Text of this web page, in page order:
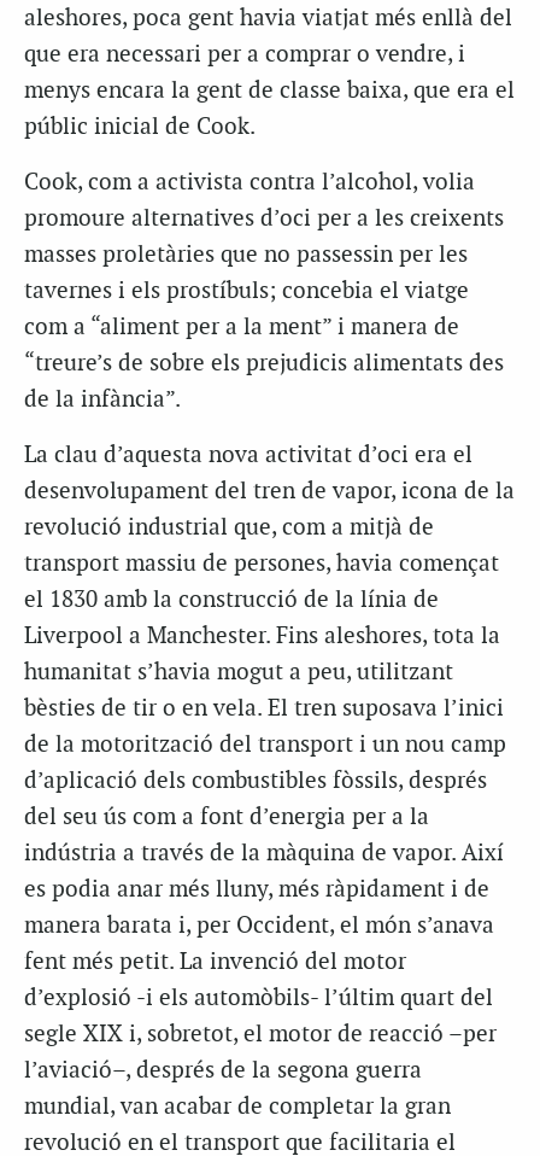
aleshores, poca gent havia viatjat més enllà del
que era necessari per a comprar o vendre, i
menys encara la gent de classe baixa, que era el
públic inicial de Cook.
Cook, com a activista contra l’alcohol, volia
promoure alternatives d’oci per a les creixents
masses proletàries que no passessin per les
tavernes i els prostíbuls; concebia el viatge
com a “aliment per a la ment” i manera de
“treure’s de sobre els prejudicis alimentats des
de la infància”.
La clau d’aquesta nova activitat d’oci era el
desenvolupament del tren de vapor, icona de la
revolució industrial que, com a mitjà de
transport massiu de persones, havia començat
el 1830 amb la construcció de la línia de
Liverpool a Manchester. Fins aleshores, tota la
humanitat s’havia mogut a peu, utilitzant
bèsties de tir o en vela. El tren suposava l’inici
de la motorització del transport i un nou camp
d’aplicació dels combustibles fòssils, després
del seu ús com a font d’energia per a la
indústria a través de la màquina de vapor. Així
es podia anar més lluny, més ràpidament i de
manera barata i, per Occident, el món s’anava
fent més petit. La invenció del motor
d’explosió -i els automòbils- l’últim quart del
segle XIX i, sobretot, el motor de reacció –per
l’aviació–, després de la segona guerra
mundial, van acabar de completar la gran
revolució en el transport que facilitaria el